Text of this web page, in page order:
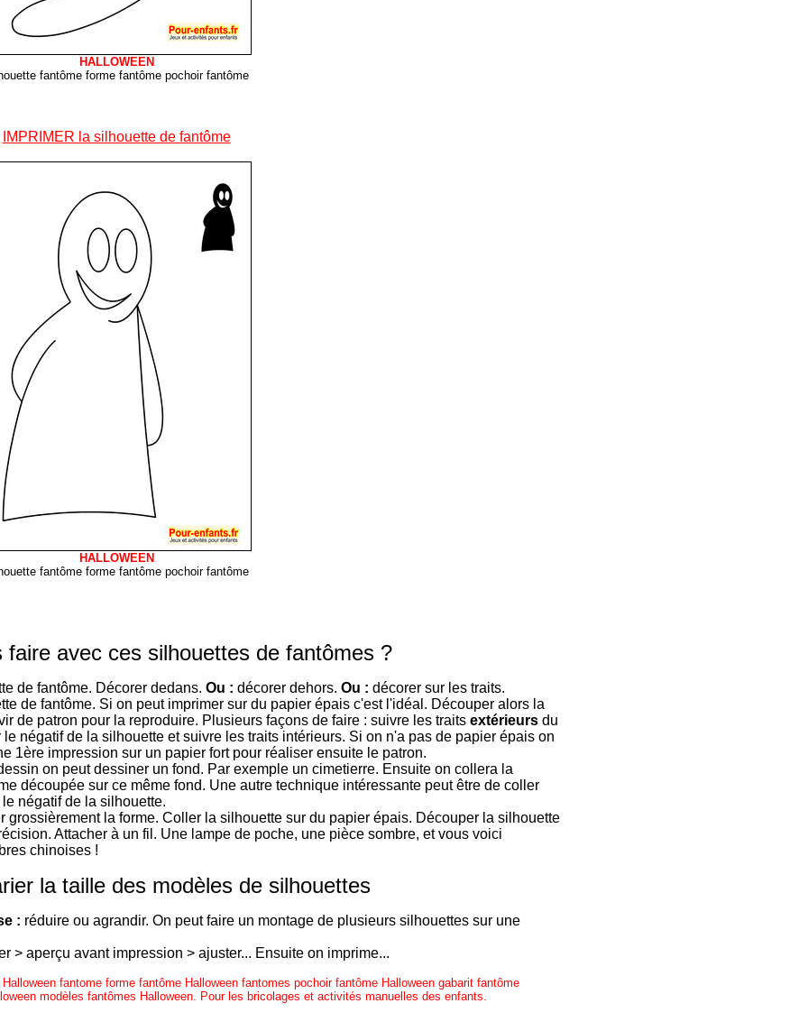
HALLOWEEN
fantôme forme fantôme pochoir fantôme
IMPRIMER la silhouette de fantôme
HALLOWEEN
fantôme forme fantôme pochoir fantôme
faire avec ces silhouettes de fantômes ?
de fantôme. Décorer dedans. Ou : décorer dehors. Ou : décorer sur les traits.
de fantôme. Si on peut imprimer sur du papier épais c'est l'idéal. Découper alors la
de patron pour la reproduire. Plusieurs façons de faire : suivre les traits extérieurs du
négatif de la silhouette et suivre les traits intérieurs. Si on n'a pas de papier épais on
1ère impression sur un papier fort pour réaliser ensuite le patron.
on peut dessiner un fond. Par exemple un cimetierre. Ensuite on collera la
découpée sur ce même fond. Une autre technique intéressante peut être de coller
négatif de la silhouette.
grossièrement la forme. Coller la silhouette sur du papier épais. Découper la silhouette
Attacher à un fil. Une lampe de poche, une pièce sombre, et vous voici
chinoises !
la taille des modèles de silhouettes
: réduire ou agrandir. On peut faire un montage de plusieurs silhouettes sur une
> aperçu avant impression > ajuster... Ensuite on imprime...
fantome forme fantôme Halloween fantomes pochoir fantôme Halloween gabarit fantôme
modèles fantômes Halloween. Pour les bricolages et activités manuelles des enfants.